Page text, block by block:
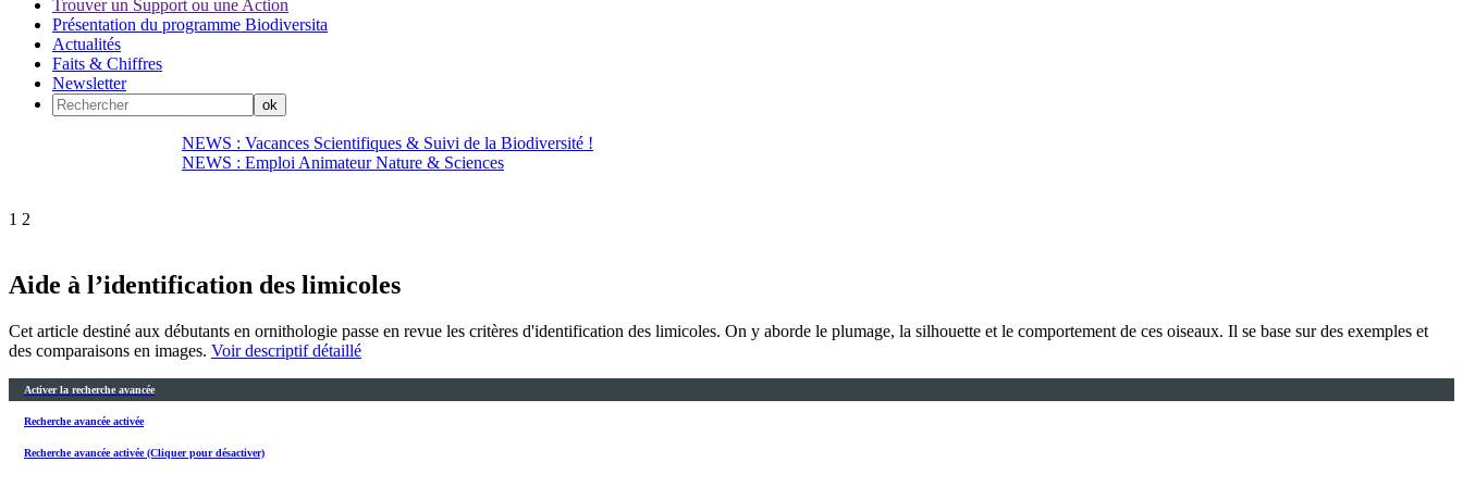
Trouver un Support ou une Action
Présentation du programme Biodiversita
Actualités
Faits & Chiffres
Newsletter
NEWS : Vacances Scientifiques & Suivi de la Biodiversité !
NEWS : Emploi Animateur Nature & Sciences
1 2
Aide à l’identification des limicoles
Cet article destiné aux débutants en ornithologie passe en revue les critères d'identification des limicoles. On y aborde le plumage, la silhouette et le comportement de ces oiseaux. Il se base sur des exemples et
des comparaisons en images. Voir descriptif détaillé
Activer la recherche avancée
Recherche avancée activée
Recherche avancée activée (Cliquer pour désactiver)